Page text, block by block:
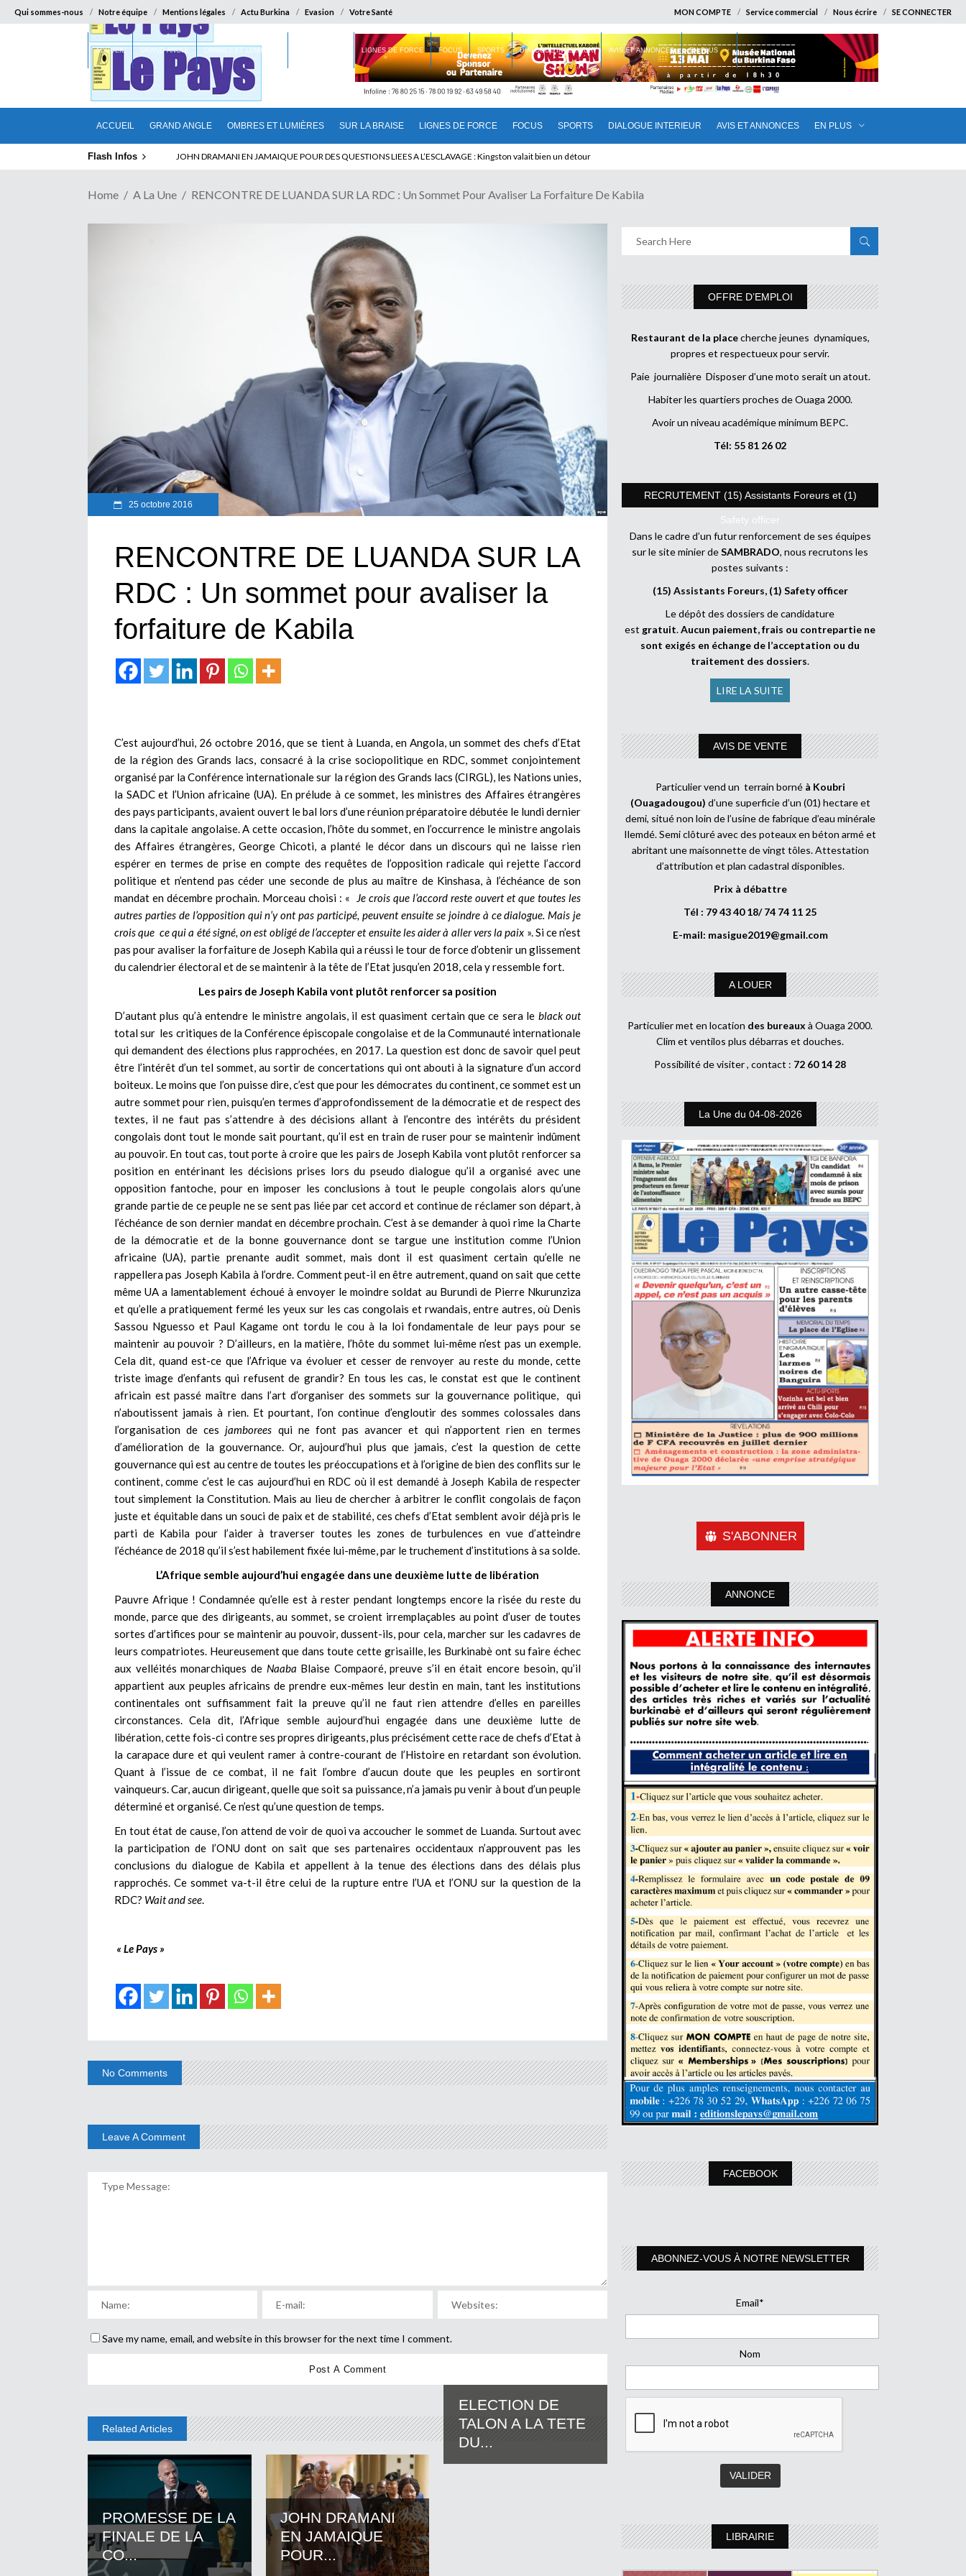
Qui sommes-nous Notre équipe Mentions légales Actu Burkina Evasion Votre Santé MON COMPTE Service commercial Nous écrire SE CONNECTER
ACCUEIL GRAND ANGLE OMBRES ET LUMIÈRES SUR LA BRAISE LIGNES DE FORCE FOCUS SPORTS DIALOGUE INTERIEUR AVIS ET ANNONCES EN PLUS
ACCUEIL GRAND ANGLE OMBRES ET LUMIÈRES LIGNES DE FORCE FOCUS SPORTS DIALOGUE INTERIEUR AVIS ET ANNONCES EN PLUS
Flash Infos ELECTION DE TALON A LA TETE DU SENAT BENINOIS : Quand Patrice quitte le pouvoir sans partir !
Home A La Une RENCONTRE DE LUANDA SUR LA RDC : Un Sommet Pour Avaliser La Forfaiture De Kabila
25 octobre 2016
RENCONTRE DE LUANDA SUR LA
RDC : Un sommet pour avaliser la
forfaiture de Kabila
C’est aujourd’hui, 26 octobre 2016, que se tient à Luanda, en Angola, un sommet des chefs d’Etat
de la région des Grands lacs, consacré à la crise sociopolitique en RDC, sommet conjointement
organisé par la Conférence internationale sur la région des Grands lacs (CIRGL), les Nations unies,
la SADC et l’Union africaine (UA). En prélude à ce sommet, les ministres des Affaires étrangères
des pays participants, avaient ouvert le bal lors d’une réunion préparatoire débutée le lundi dernier
dans la capitale angolaise. A cette occasion, l’hôte du sommet, en l’occurrence le ministre angolais
des Affaires étrangères, George Chicoti, a planté le décor dans un discours qui ne laisse rien
espérer en termes de prise en compte des requêtes de l’opposition radicale qui rejette l’accord
politique et n’entend pas céder une seconde de plus au maître de Kinshasa, à l’échéance de son
mandat en décembre prochain. Morceau choisi : « Je crois que l’accord reste ouvert et que toutes les
autres parties de l’opposition qui n’y ont pas participé, peuvent ensuite se joindre à ce dialogue. Mais je
crois que ce qui a été signé, on est obligé de l’accepter et ensuite les aider à aller vers la paix ». Si ce n’est
pas pour avaliser la forfaiture de Joseph Kabila qui a réussi le tour de force d’obtenir un glissement
du calendrier électoral et de se maintenir à la tête de l’Etat jusqu’en 2018, cela y ressemble fort.
Les pairs de Joseph Kabila vont plutôt renforcer sa position
D’autant plus qu’à entendre le ministre angolais, il est quasiment certain que ce sera le black out
total sur les critiques de la Conférence épiscopale congolaise et de la Communauté internationale
qui demandent des élections plus rapprochées, en 2017. La question est donc de savoir quel peut
être l’intérêt d’un tel sommet, au sortir de concertations qui ont abouti à la signature d’un accord
boiteux. Le moins que l’on puisse dire, c’est que pour les démocrates du continent, ce sommet est un
autre sommet pour rien, puisqu’en termes d’approfondissement de la démocratie et de respect des
textes, il ne faut pas s’attendre à des décisions allant à l’encontre des intérêts du président
congolais dont tout le monde sait pourtant, qu’il est en train de ruser pour se maintenir indûment
au pouvoir. En tout cas, tout porte à croire que les pairs de Joseph Kabila vont plutôt renforcer sa
position en entérinant les décisions prises lors du pseudo dialogue qu’il a organisé avec une
opposition fantoche, pour en imposer les conclusions à tout le peuple congolais alors qu’une
grande partie de ce peuple ne se sent pas liée par cet accord et continue de réclamer son départ, à
l’échéance de son dernier mandat en décembre prochain. C’est à se demander à quoi rime la Charte
de la démocratie et de la bonne gouvernance dont se targue une institution comme l’Union
africaine (UA), partie prenante audit sommet, mais dont il est quasiment certain qu’elle ne
rappellera pas Joseph Kabila à l’ordre. Comment peut-il en être autrement, quand on sait que cette
même UA a lamentablement échoué à envoyer le moindre soldat au Burundi de Pierre Nkurunziza
et qu’elle a pratiquement fermé les yeux sur les cas congolais et rwandais, entre autres, où Denis
Sassou Nguesso et Paul Kagame ont tordu le cou à la loi fondamentale de leur pays pour se
maintenir au pouvoir ? D’ailleurs, en la matière, l’hôte du sommet lui-même n’est pas un exemple.
Cela dit, quand est-ce que l’Afrique va évoluer et cesser de renvoyer au reste du monde, cette
triste image d’enfants qui refusent de grandir? En tous les cas, le constat est que le continent
africain est passé maître dans l’art d’organiser des sommets sur la gouvernance politique, qui
n’aboutissent jamais à rien. Et pourtant, l’on continue d’engloutir des sommes colossales dans
l’organisation de cesjamborees qui ne font pas avancer et qui n’apportent rien en termes
d’amélioration de la gouvernance. Or, aujourd’hui plus que jamais, c’est la question de cette
gouvernance qui est au centre de toutes les préoccupations et à l’origine de bien des conflits sur le
continent, comme c’est le cas aujourd’hui en RDC où il est demandé à Joseph Kabila de respecter
tout simplement la Constitution. Mais au lieu de chercher à arbitrer le conflit congolais de façon
juste et équitable dans un souci de paix et de stabilité, ces chefs d’Etat semblent avoir déjà pris le
parti de Kabila pour l’aider à traverser toutes les zones de turbulences en vue d’atteindre
l’échéance de 2018 qu’il s’est habilement fixée lui-même, par le truchement d’institutions à sa solde.
L’Afrique semble aujourd’hui engagée dans une deuxième lutte de libération
Pauvre Afrique ! Condamnée qu’elle est à rester pendant longtemps encore la risée du reste du
monde, parce que des dirigeants, au sommet, se croient irremplaçables au point d’user de toutes
sortes d’artifices pour se maintenir au pouvoir, dussent-ils, pour cela, marcher sur les cadavres de
leurs compatriotes. Heureusement que dans toute cette grisaille, les Burkinabè ont su faire échec
aux velléités monarchiques deNaaba Blaise Compaoré, preuve s’il en était encore besoin, qu’il
appartient aux peuples africains de prendre eux-mêmes leur destin en main, tant les institutions
continentales ont suffisamment fait la preuve qu’il ne faut rien attendre d’elles en pareilles
circonstances. Cela dit, l’Afrique semble aujourd’hui engagée dans une deuxième lutte de
libération, cette fois-ci contre ses propres dirigeants, plus précisément cette race de chefs d’Etat à
la carapace dure et qui veulent ramer à contre-courant de l’Histoire en retardant son évolution.
Quant à l’issue de ce combat, il ne fait l’ombre d’aucun doute que les peuples en sortiront
vainqueurs. Car, aucun dirigeant, quelle que soit sa puissance, n’a jamais pu venir à bout d’un peuple
déterminé et organisé. Ce n’est qu’une question de temps.
En tout état de cause, l’on attend de voir de quoi va accoucher le sommet de Luanda. Surtout avec
la participation de l’ONU dont on sait que ses partenaires occidentaux n’approuvent pas les
conclusions du dialogue de Kabila et appellent à la tenue des élections dans des délais plus
rapprochés. Ce sommet va-t-il être celui de la rupture entre l’UA et l’ONU sur la question de la
RDC? Wait and see.
« Le Pays »
No Comments
Leave A Comment
Save my name, email, and website in this browser for the next time I comment.
Related Articles
PROMESSE DE LA
FINALE DE LA
CO...
JOHN DRAMANI
EN JAMAIQUE
POUR...
ELECTION DE
TALON A LA TETE
DU...
OFFRE D’EMPLOI
Restaurant de la placecherche jeunes dynamiques,
propres et respectueux pour servir.
Paie journalière Disposer d’une moto serait un atout.
Habiter les quartiers proches de Ouaga 2000.
Avoir un niveau académique minimum BEPC.
Tél: 55 81 26 02
RECRUTEMENT (15) Assistants Foreurs et (1)
Safety officer
Dans le cadre d’un futur renforcement de ses équipes
sur le site minier deSAMBRADO, nous recrutons les
postes suivants :
(15) Assistants Foreurs, (1) Safety officer
Le dépôt des dossiers de candidature
est gratuit.Aucun paiement, frais ou contrepartie ne
sont exigés en échange de l’acceptation ou du
traitement des dossiers.
LIRE LA SUITE
AVIS DE VENTE
Particulier vend un terrain borné à Koubri
(Ouagadougou) d’une superficie d’un (01) hectare et
demi, situé non loin de l’usine de fabrique d’eau minérale
Ilemdé. Semi clôturé avec des poteaux en béton armé et
abritant une maisonnette de vingt tôles. Attestation
d’attribution et plan cadastral disponibles.
Prix à débattre
Tél : 79 43 40 18/ 74 74 11 25
E-mail: masigue2019@gmail.com
A LOUER
Particulier met en location des bureaux à Ouaga 2000.
Clim et ventilos plus débarras et douches.
Possibilité de visiter , contact : 72 60 14 28
La Une du 04-08-2026
S'ABONNER
ANNONCE
FACEBOOK
ABONNEZ-VOUS À NOTRE NEWSLETTER
Email*
Nom
LIBRAIRIE